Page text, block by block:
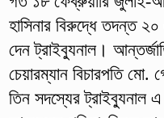
হাসিনার বিরুদ্ধে তদন্ত
দেন ট্রাইব্যুনাল।
চেয়ারম্যান বিচারপতি মো.
তিন সদস্যের ট্রাইব্যুনাল